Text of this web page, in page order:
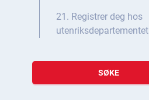
21. Registrer deg hos
utenriksdepartementet
SØKE